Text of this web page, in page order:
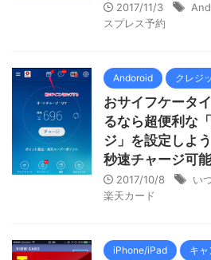
2017/11/3
スプレス予約
Andoroid クレジ
おサイフケータ
るなら超便利な
ジ」を設定しよ
秒速チャージ可能
2017/10/8 い
楽天カード
iPhone/iPad キャ